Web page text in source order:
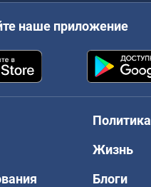
наше приложение
Политика
Жизнь
Блоги